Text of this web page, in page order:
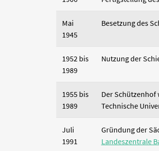
Mai
1945
Besetzung des
1952 bis
1989
Nutzung der
1955 bis
1989
Der
Technische
Juli
1991
Gründung der
Landeszentrale